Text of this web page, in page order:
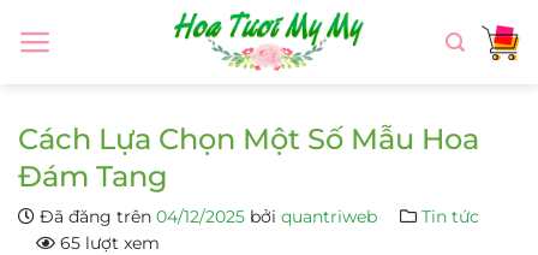
đến
Cách Lựa Chọn Một Số Mẫu Hoa
Đám Tang
Đã đăng trên 04/12/2025 bởi quantriweb
Tin tức
65 lượt xem